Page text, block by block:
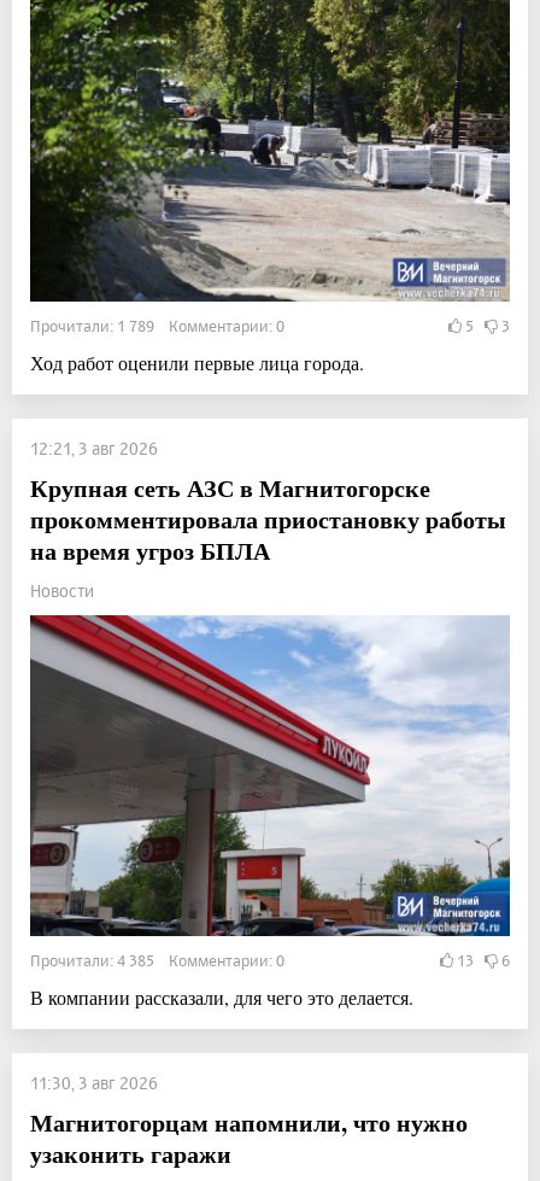
Прочитали: 1 789 Комментарии: 0 5 3
Ход работ оценили первые лица города.
12:21, 3 авг 2026
Крупная сеть АЗС в Магнитогорске
прокомментировала приостановку работы
на время угроз БПЛА
Новости
Прочитали: 4 385 Комментарии: 0 13 6
В компании рассказали, для чего это делается.
11:30, 3 авг 2026
Магнитогорцам напомнили, что нужно
узаконить гаражи